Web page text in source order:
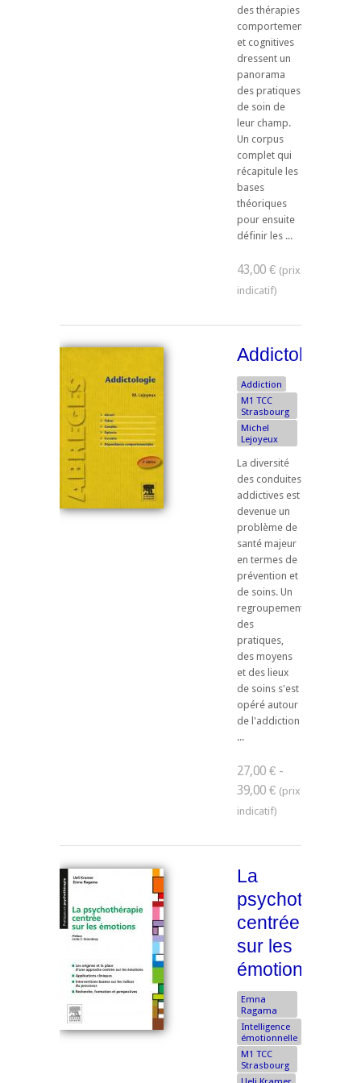
des thérapies
comportementales
et cognitives
dressent un
panorama
des pratiques
de soin de
leur champ.
Un corpus
complet qui
récapitule les
bases
théoriques
pour ensuite
définir les ...
43,00 €
Addictologie
Addiction
M1 TCC
Strasbourg
Michel
Lejoyeux
La diversité
des conduites
addictives est
devenue un
problème de
santé majeur
en termes de
prévention et
de soins. Un
regroupement
des
pratiques,
des moyens
et des lieux
de soins s'est
opéré autour
de l'addiction
...
27,00 € -
39,00 €
La
centrée
sur les
émotions
Emna
Ragama
Intelligence
émotionnelle
M1 TCC
Strasbourg